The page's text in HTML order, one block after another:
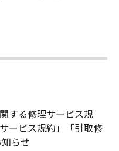
する修理サービス規
ービス規約」「引取修
らせ